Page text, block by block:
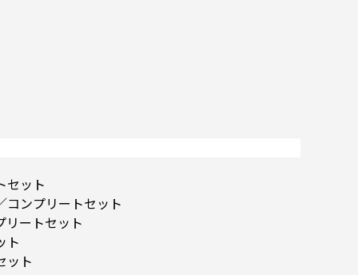
セット
コンプリートセット
リートセット
ト
ット